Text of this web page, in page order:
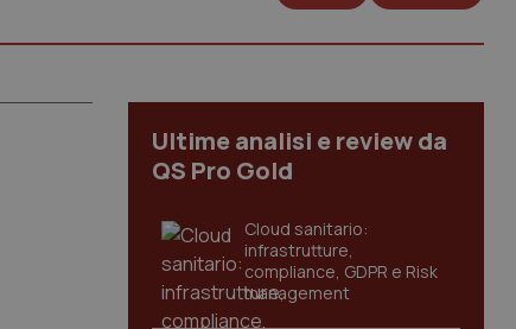
Ultime analisi e review da
QS Pro Gold
Cloud sanitario:
infrastrutture,
compliance, GDPR e Risk
management